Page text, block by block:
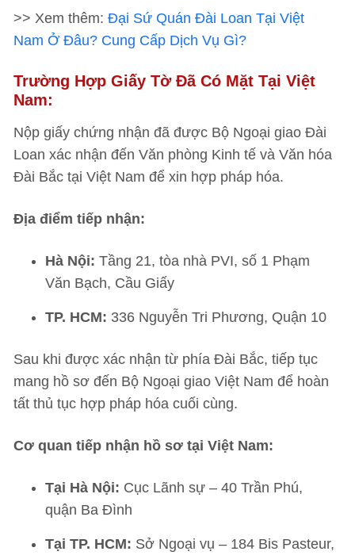
>> Xem thêm: Đại Sứ Quán Đài Loan Tại Việt
Nam Ở Đâu? Cung Cấp Dịch Vụ Gì?
Trường Hợp Giấy Tờ Đã Có Mặt Tại Việt
Nam:
Nộp giấy chứng nhận đã được Bộ Ngoại giao Đài
Loan xác nhận đến Văn phòng Kinh tế và Văn hóa
Đài Bắc tại Việt Nam để xin hợp pháp hóa.
Địa điểm tiếp nhận:
Hà Nội: Tầng 21, tòa nhà PVI, số 1 Phạm
Văn Bạch, Cầu Giấy
TP. HCM: 336 Nguyễn Tri Phương, Quận 10
Sau khi được xác nhận từ phía Đài Bắc, tiếp tục
mang hồ sơ đến Bộ Ngoại giao Việt Nam để hoàn
tất thủ tục hợp pháp hóa cuối cùng.
Cơ quan tiếp nhận hồ sơ tại Việt Nam:
Tại Hà Nội: Cục Lãnh sự – 40 Trần Phú,
quận Ba Đình
Tại TP. HCM: Sở Ngoại vụ – 184 Bis Pasteur,